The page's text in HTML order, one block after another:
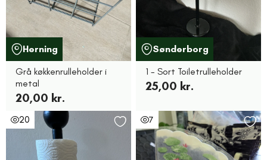
Herning
Grå køkkenrulleholder i
metal
20,00 kr.
Sønderborg
1 - Sort Toiletrulleholder
25,00 kr.
20 7